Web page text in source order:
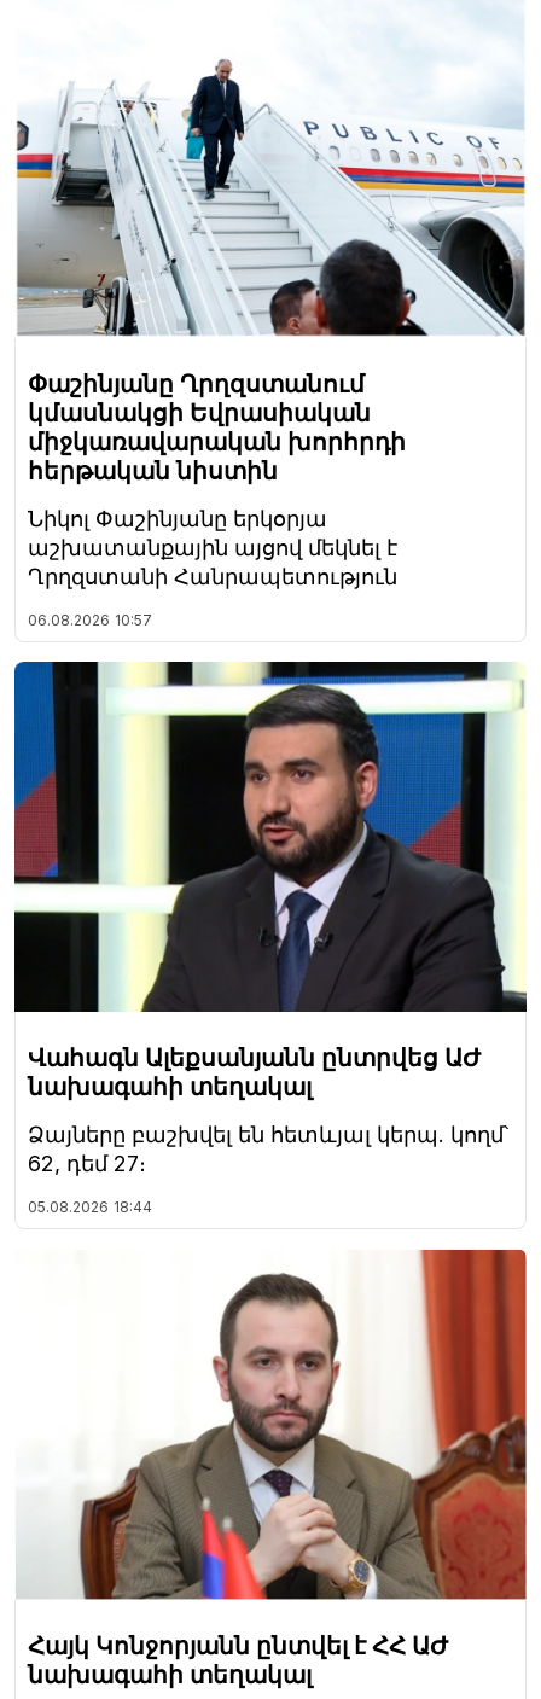
Փաշինյանը Ղրղզստանում
կմասնակցի Եվրասիական
միջկառավարական խորհրդի
հերթական նիստին
Նիկոլ Փաշինյանը երկօրյա
աշխատանքային այցով մեկնել է
Ղրղզստանի Հանրապետություն
06.08.2026 10:57
Վահագն Ալեքսանյանն ընտրվեց ԱԺ
նախագահի տեղակալ
Ձայները բաշխվել են հետևյալ կերպ. կողմ՝
62, դեմ 27։
05.08.2026 18:44
Հայկ Կոնջորյանն ընտվել է ՀՀ ԱԺ
նախագահի տեղակալ